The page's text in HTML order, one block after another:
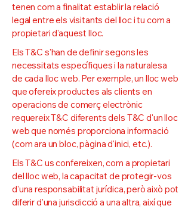
tenen com a finalitat establir la relació
legal entre els visitants del lloc i tu com a
propietari d'aquest lloc.
Els T&C s'han de definir segons les
necessitats específiques i la naturalesa
de cada lloc web. Per exemple, un lloc web
que ofereix productes als clients en
operacions de comerç electrònic
requereix T&C diferents dels T&C d'un lloc
web que només proporciona informació
(com ara un bloc, pàgina d'inici, etc.).
Els T&C us confereixen, com a propietari
del lloc web, la capacitat de protegir-vos
d'una responsabilitat jurídica, però això pot
diferir d'una jurisdicció a una altra, així que